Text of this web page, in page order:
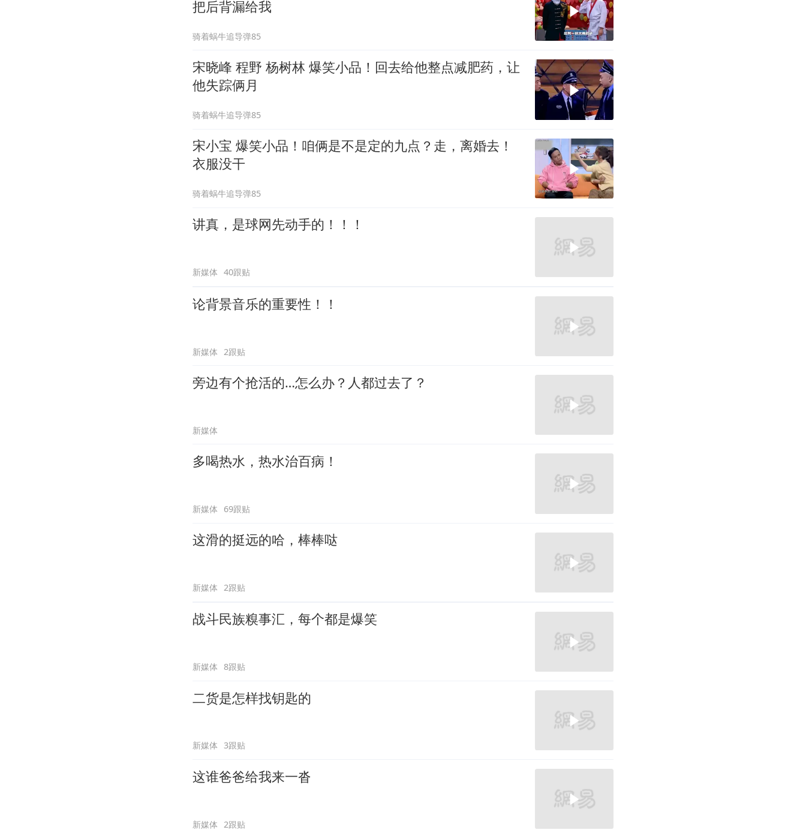
把后背漏给我
骑着蜗牛追导弹85
宋晓峰 程野 杨树林 爆笑小品！回去给他整点减肥药，让
他失踪俩月
骑着蜗牛追导弹85
宋小宝 爆笑小品！咱俩是不是定的九点？走，离婚去！
衣服没干
骑着蜗牛追导弹85
讲真，是球网先动手的！！！
新媒体 40跟贴
论背景音乐的重要性！！
新媒体 2跟贴
旁边有个抢活的…怎么办？人都过去了？
新媒体
多喝热水，热水治百病！
新媒体 69跟贴
这滑的挺远的哈，棒棒哒
新媒体 2跟贴
战斗民族糗事汇，每个都是爆笑
新媒体 8跟贴
二货是怎样找钥匙的
新媒体 3跟贴
这谁爸爸给我来一沓
新媒体 2跟贴